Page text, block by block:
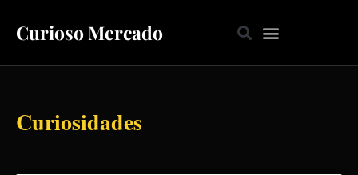
Curioso Mercado
Curiosidades